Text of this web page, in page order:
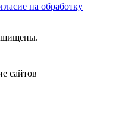
на обработку
сайтов